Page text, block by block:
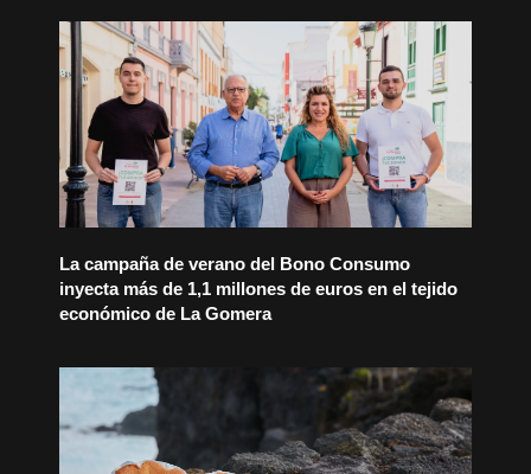
La campaña de verano del Bono Consumo
inyecta más de 1,1 millones de euros en el tejido
económico de La Gomera